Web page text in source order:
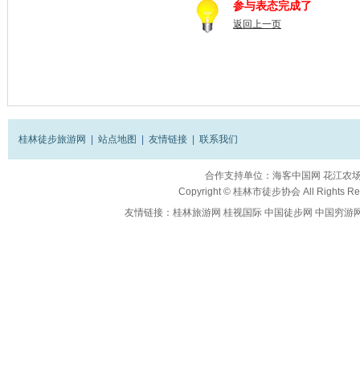
参与表态完成了
返回上一页
桂林徒步旅游网 站点地图 友情链接 联系我们
合作支持单位： 海客中国网 花江农
Copyright © 桂林市徒步协会All Rights
友情链接： 桂林旅游网 桂视国际 中国徒步网 中国穷游